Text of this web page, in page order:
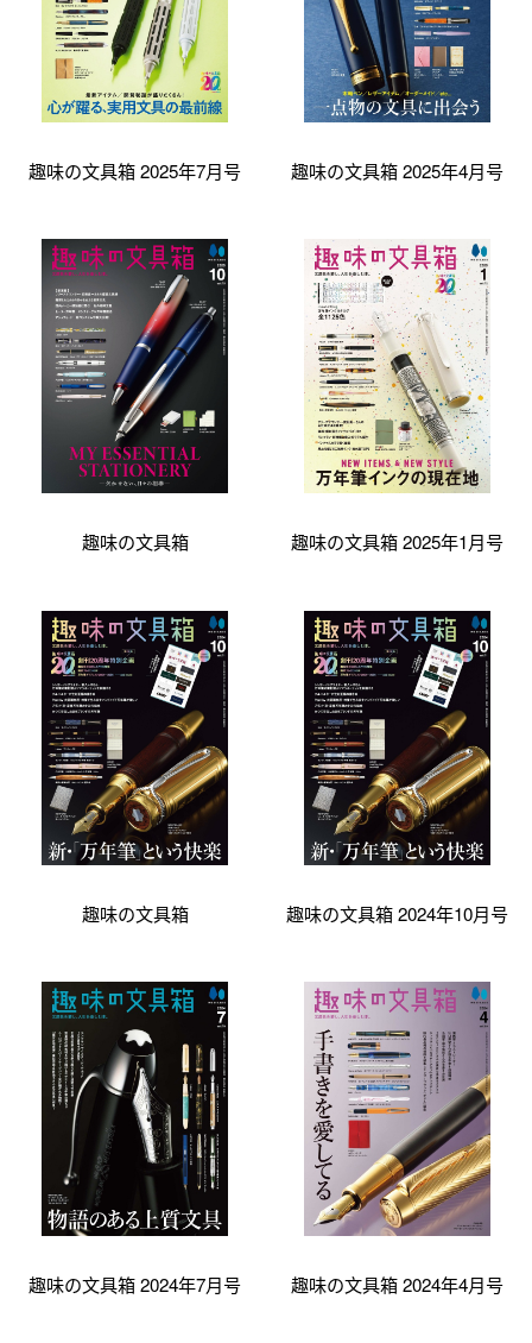
趣味の文具箱 2025年7月号 趣味の文具箱 2025年4月号
趣味の文具箱 趣味の文具箱 2025年1月号
趣味の文具箱 趣味の文具箱 2024年10月号
趣味の文具箱 2024年7月号 趣味の文具箱 2024年4月号